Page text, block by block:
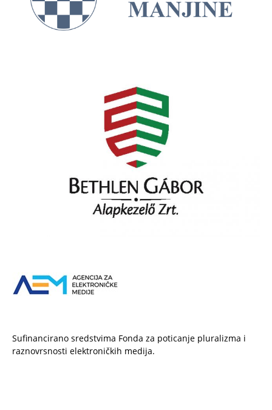
Sufinancirano sredstvima Fonda za poticanje pluralizma i
raznovrsnosti elektroničkih medija.